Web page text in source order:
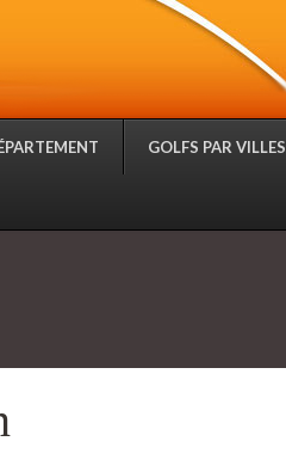
GOLFS PAR VILLES